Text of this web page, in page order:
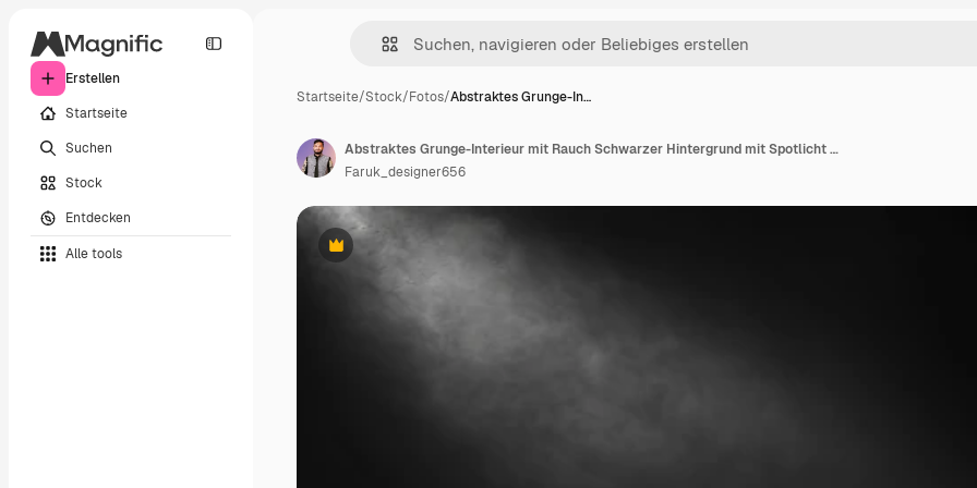
Erstellen
Startseite
Suchen
Stock
Entdecken
Alle tools
Startseite/Stock/Fotos/Abstraktes Grunge-In…
Premium
Abstraktes Grunge-Interieur mit Rauch Schwarzer Hintergrund mit Spotlicht auf dem Boden Staub und Rauch
Faruk_designer656